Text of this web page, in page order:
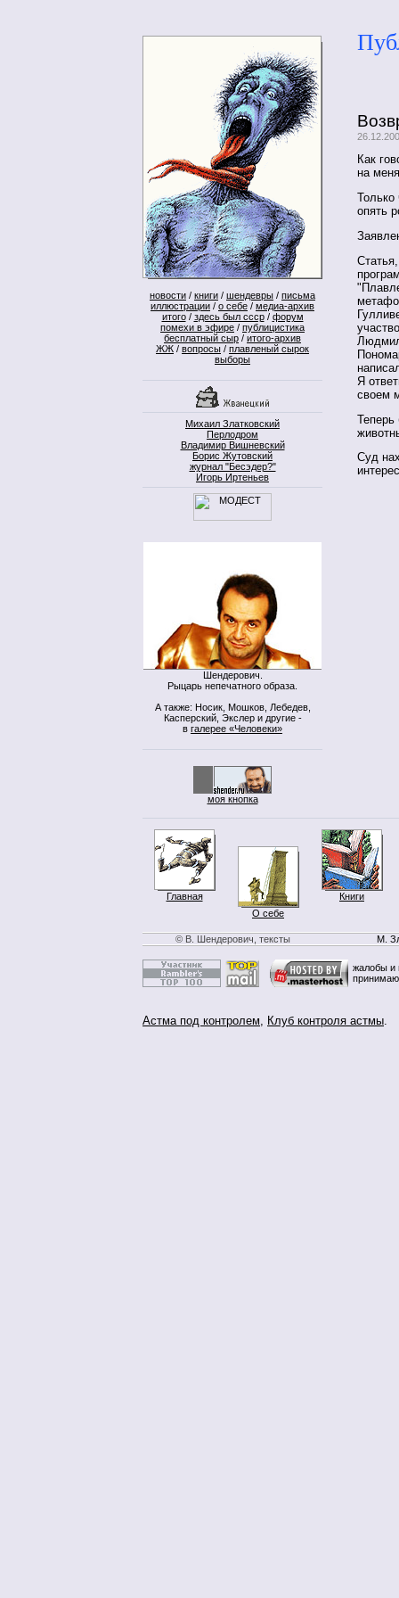
новости / книги / шендевры / письма
иллюстрации / о себе / медиа-архив
итого/ здесь был ссср/ форум
помехи в эфире / публицистика
бесплатный сыр / итого-архив
ЖЖ / вопросы / плавленый сырок
выборы
Михаил Златковский
Перлодром
Владимир Вишневский
Борис Жутовский
журнал "Бесэдер?"
Игорь Иртеньев
Шендерович.
Рыцарь непечатного образа.
А также: Носик, Мошков, Лебедев,
Касперский, Экслер и другие -
в галерее «Человеки»
моя кнопка
Как
на
Только
опять
Я
своем
Теперь
Суд
Главная
О себе
Книги
© В. Шендерович, тексты М.
жалобы и
Астма под контролем, Клуб контроля астмы.